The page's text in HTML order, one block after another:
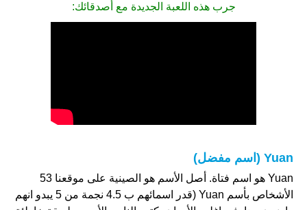
جرب هذه اللعبة الجديدة مع أصدقائك:
Yuan (اسم مفضل)
Yuan هو اسم فتاة. أصل الأسم هو الصينية على موقعنا 53
الأشخاص بأسم Yuan (قدر اسمائهم ب 4.5 نجمة من 5 يبدو انهم